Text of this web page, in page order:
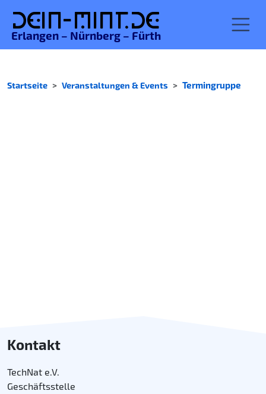
Dein-MINT.de
Erlangen – Nürnberg – Fürth
Startseite Veranstaltungen & Events Termingruppe
Kontakt
TechNat e.V.
Geschäftsstelle